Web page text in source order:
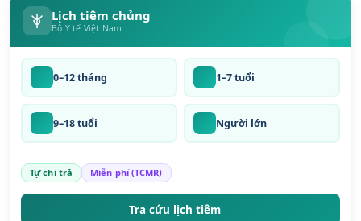
Lịch tiêm chủng
Bộ Y tế Việt Nam
0–12 tháng 1–7 tuổi
9–18 tuổi Người lớn
Tự chi trả Miễn phí (TCMR)
Tra cứu lịch tiêm